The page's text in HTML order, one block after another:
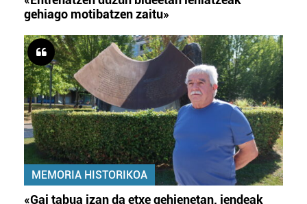
gehiago motibatzen zaitu»
MEMORIA HISTORIKOA
«Gai tabua izan da etxe gehienetan, jendeak